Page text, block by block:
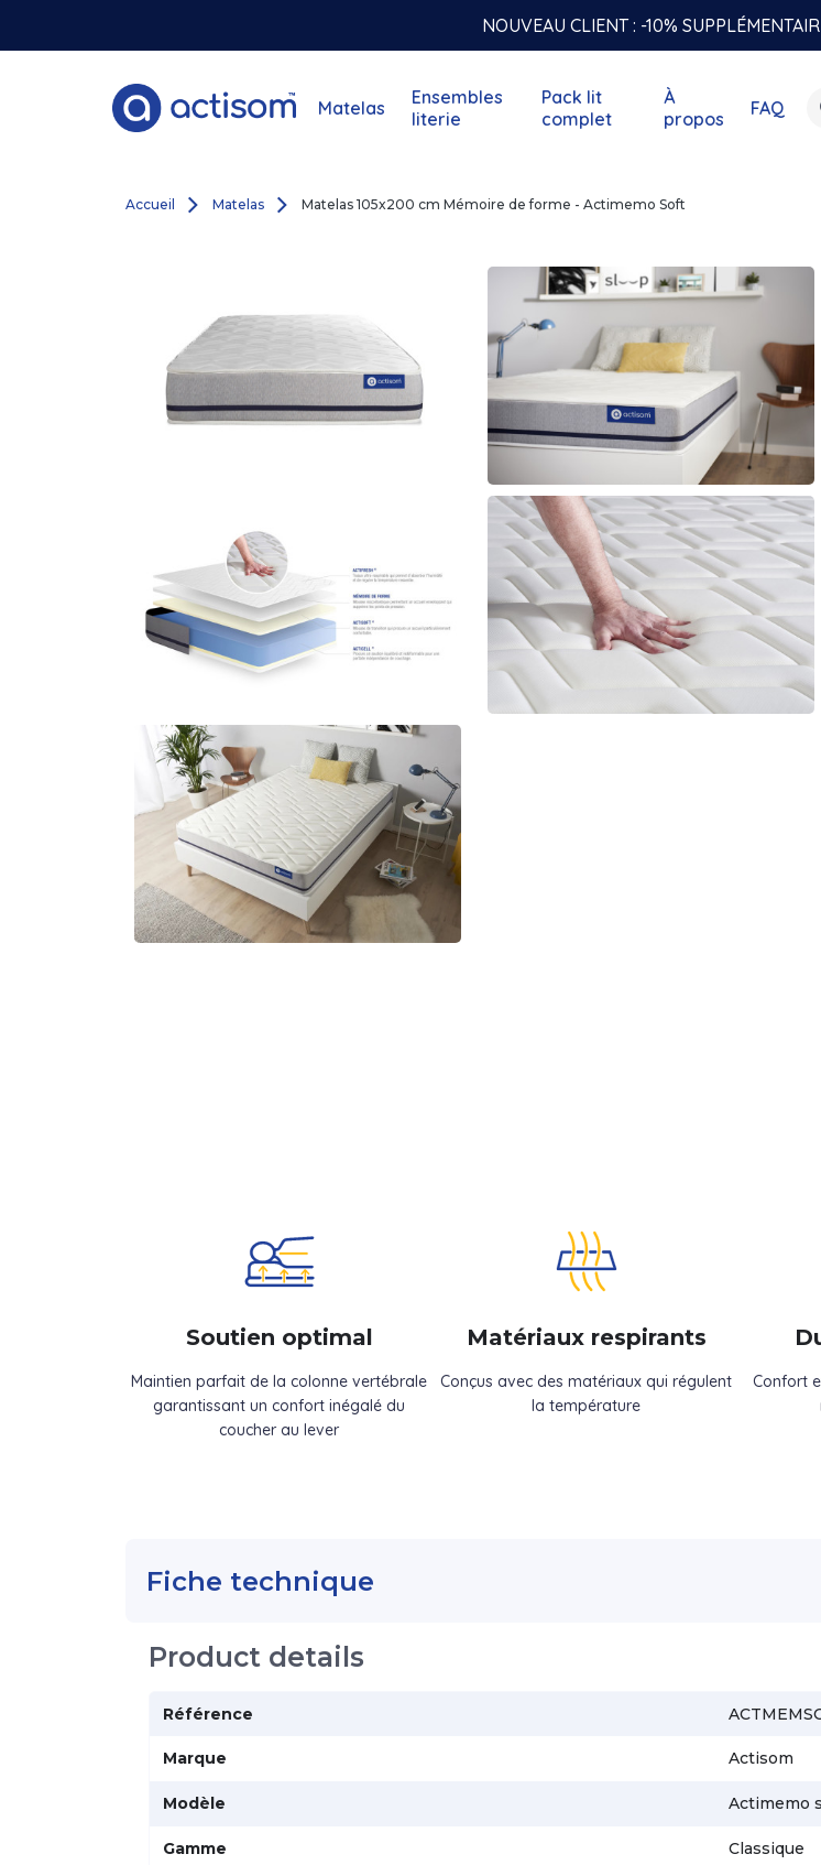
NOUVEAU CLIENT : -10%
Matelas
Ensembles
literie
Pack lit
complet
À
propos
FAQ
Accueil Matelas Matelas 105x200 cm Mémoire de forme - Actimemo Soft
Soutien optimal
Maintien parfait de la colonne vertébrale
garantissant un confort inégalé du
coucher au lever
Matériaux respirants
Conçus avec des matériaux qui régulent
la température
Confort
Fiche technique
Product details
Référence
Marque Actisom
Modèle Actimemo
Gamme Classique